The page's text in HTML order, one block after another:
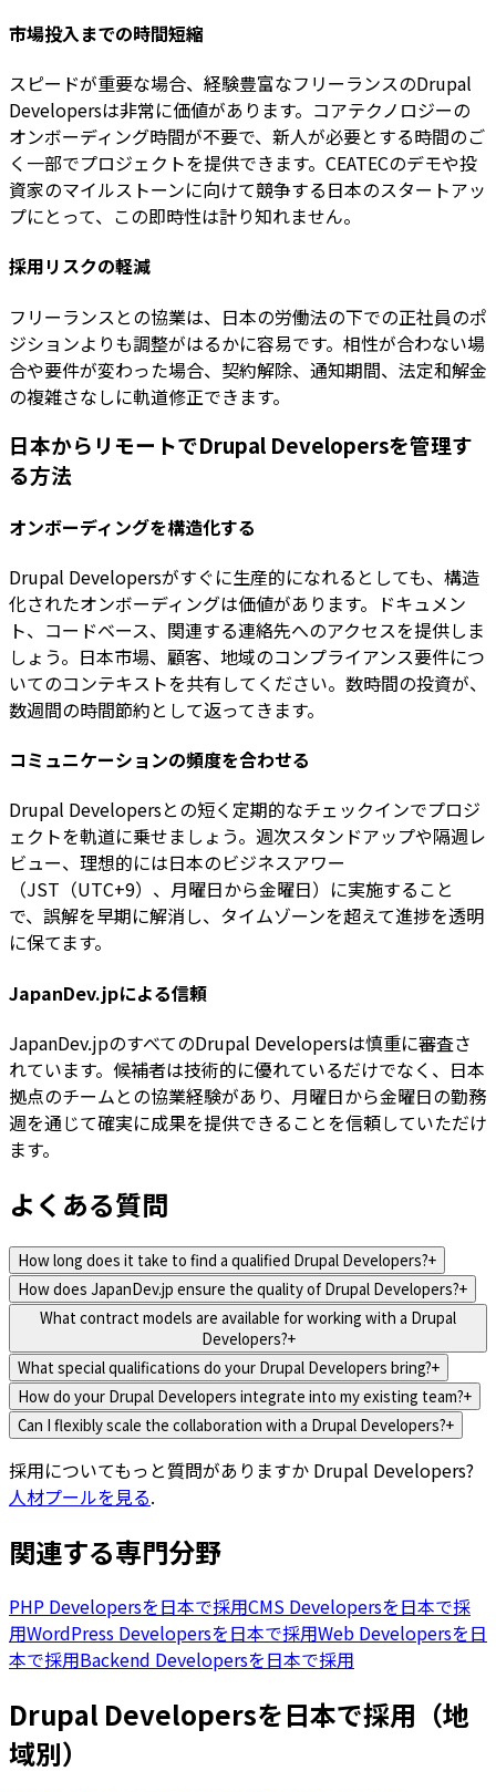
市場投入までの時間短縮
スピードが重要な場合、経験豊富なフリーランスのDrupal
Developersは非常に価値があります。コアテクノロジーの
オンボーディング時間が不要で、新人が必要とする時間のご
く一部でプロジェクトを提供できます。CEATECのデモや投
資家のマイルストーンに向けて競争する日本のスタートアッ
プにとって、この即時性は計り知れません。
採用リスクの軽減
フリーランスとの協業は、日本の労働法の下での正社員のポ
ジションよりも調整がはるかに容易です。相性が合わない場
合や要件が変わった場合、契約解除、通知期間、法定和解金
の複雑さなしに軌道修正できます。
日本からリモートでDrupal Developersを管理す
る方法
オンボーディングを構造化する
Drupal Developersがすぐに生産的になれるとしても、構造
化されたオンボーディングは価値があります。ドキュメン
ト、コードベース、関連する連絡先へのアクセスを提供しま
しょう。日本市場、顧客、地域のコンプライアンス要件につ
いてのコンテキストを共有してください。数時間の投資が、
数週間の時間節約として返ってきます。
コミュニケーションの頻度を合わせる
Drupal Developersとの短く定期的なチェックインでプロジ
ェクトを軌道に乗せましょう。週次スタンドアップや隔週レ
ビュー、理想的には日本のビジネスアワー
（JST（UTC+9）、月曜日から金曜日）に実施すること
で、誤解を早期に解消し、タイムゾーンを超えて進捗を透明
に保てます。
JapanDev.jpによる信頼
JapanDev.jpのすべてのDrupal Developersは慎重に審査さ
れています。候補者は技術的に優れているだけでなく、日本
拠点のチームとの協業経験があり、月曜日から金曜日の勤務
週を通じて確実に成果を提供できることを信頼していただけ
ます。
よくある質問
How long does it take to find a qualified Drupal Developers?+
How does JapanDev.jp ensure the quality of Drupal Developers?+
What contract models are available for working with a Drupal
Developers?+
What special qualifications do your Drupal Developers bring?+
How do your Drupal Developers integrate into my existing team?+
Can I flexibly scale the collaboration with a Drupal Developers?+
採用についてもっと質問がありますか Drupal Developers?
人材プールを見る.
関連する専門分野
PHP Developersを日本で採用CMS Developersを日本で採
用WordPress Developersを日本で採用Web Developersを日
本で採用Backend Developersを日本で採用
Drupal Developersを日本で採用（地
域別）